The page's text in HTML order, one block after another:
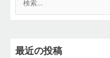
象
最近の投稿